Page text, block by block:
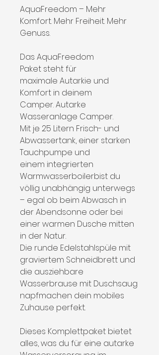
AquaFreedom – Mehr
Komfort. Mehr Freiheit. Mehr
Genuss.
Das AquaFreedom
Paket steht für
maximale Autarkie und
Komfort in deinem
Camper. Autarke
Wasseranlage Camper.
Mit je 25 Litern Frisch- und
Abwassertank, einer starken
Tauchpumpe und
einem integrierten
Warmwasserboilerbist du
völlig unabhängig unterwegs
– egal ob beim Abwasch in
der Abendsonne oder bei
einer warmen Dusche mitten
in der Natur.
Die runde Edelstahlspüle mit
graviertem Schneidbrett und
die ausziehbare
Wasserbrause mit Duschsaug
napfmachen dein mobiles
Zuhause perfekt.
Dieses Komplettpaket bietet
alles, was du für eine autarke